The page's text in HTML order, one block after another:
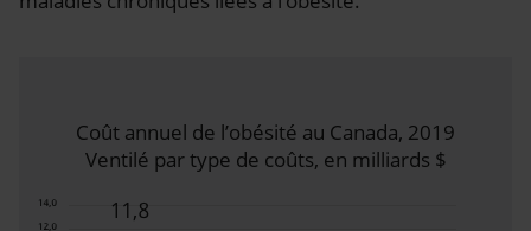
Coût annuel de l’obésité au Canada, 2019
Ventilé par type de coûts, en milliards $